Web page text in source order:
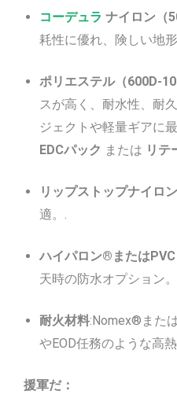
コーデュラ ナイロン（
耗性に優れ、険しい地
ポリエステル（600D-
スが高く、耐水性、耐
ジェクトや軽量ギアに
EDCパック または リテ
リップストップナイロン
適。.
ハイパロン®または
天時の防水オプション
耐火材料:Nomex®また
やEOD任務のような高
援軍だ：